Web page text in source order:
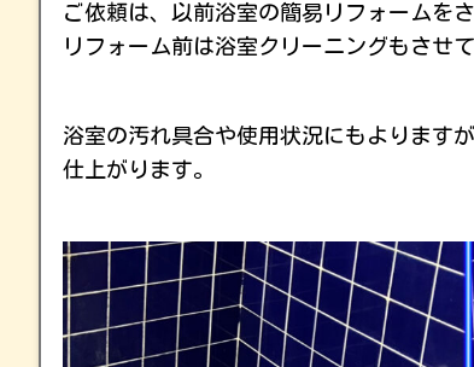
ご依頼は、以前浴室の簡易リフォームを
リフォーム前は浴室クリーニングもさせ
浴室の汚れ具合や使用状況にもよります
仕上がります。